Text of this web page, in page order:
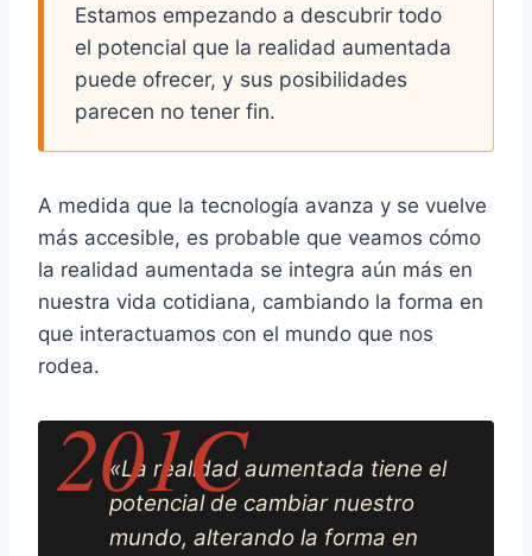
Estamos empezando a descubrir todo
el potencial que la realidad aumentada
puede ofrecer, y sus posibilidades
parecen no tener fin.
A medida que la tecnología avanza y se vuelve
más accesible, es probable que veamos cómo
la realidad aumentada se integra aún más en
nuestra vida cotidiana, cambiando la forma en
que interactuamos con el mundo que nos
rodea.
«La realidad aumentada tiene el
potencial de cambiar nuestro
mundo, alterando la forma en